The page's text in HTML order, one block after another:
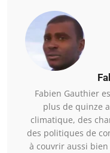
Fabien Gauthier
plus de quinze
climatique, des
des politiques de
à couvrir aussi